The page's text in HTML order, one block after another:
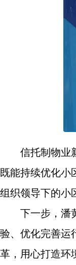
信托制物业
既能持续优化小
组织领导下的小
下一步，潘
验、优化完善运
革，用心打造环